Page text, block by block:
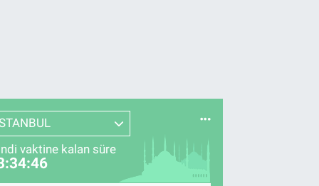
vaktine kalan süre